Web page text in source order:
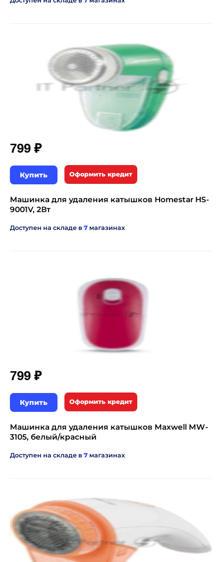
799 ₽
Купить Оформить кредит
Машинка для удаления катышков Homestar HS-
9001V, 2Вт
Доступен на складе в 7 магазинах
799 ₽
Купить Оформить кредит
Машинка для удаления катышков Maxwell MW-
3105, белый/красный
Доступен на складе в 7 магазинах